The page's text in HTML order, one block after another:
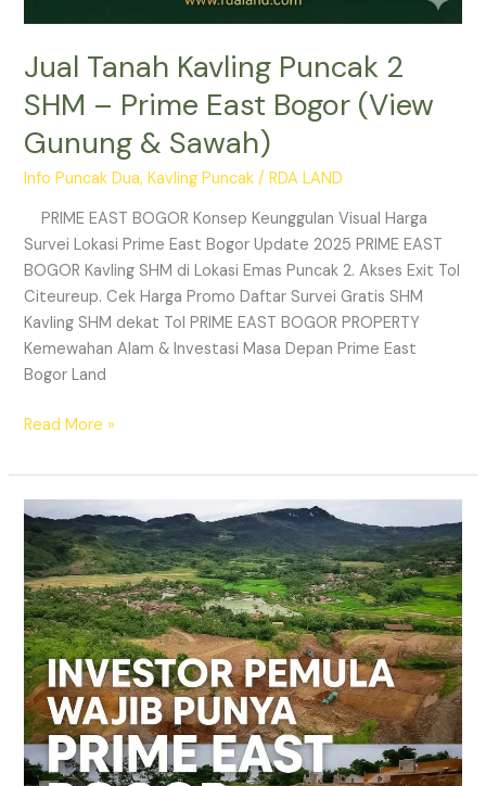
Jual Tanah Kavling Puncak 2
SHM – Prime East Bogor (View
Gunung & Sawah)
Info Puncak Dua,Kavling Puncak /RDA LAND
PRIME EAST BOGOR Konsep Keunggulan Visual Harga
Survei Lokasi Prime East Bogor Update 2025 PRIME EAST
BOGOR Kavling SHM di Lokasi Emas Puncak 2. Akses Exit Tol
Citeureup. Cek Harga Promo Daftar Survei Gratis SHM
Kavling SHM dekat Tol PRIME EAST BOGOR PROPERTY
Kemewahan Alam & Investasi Masa Depan Prime East
Bogor Land
Read More »
Tanah
Kavling
Villa
Prime
East
Bogor
|
SHM
Jalur
Puncak
2